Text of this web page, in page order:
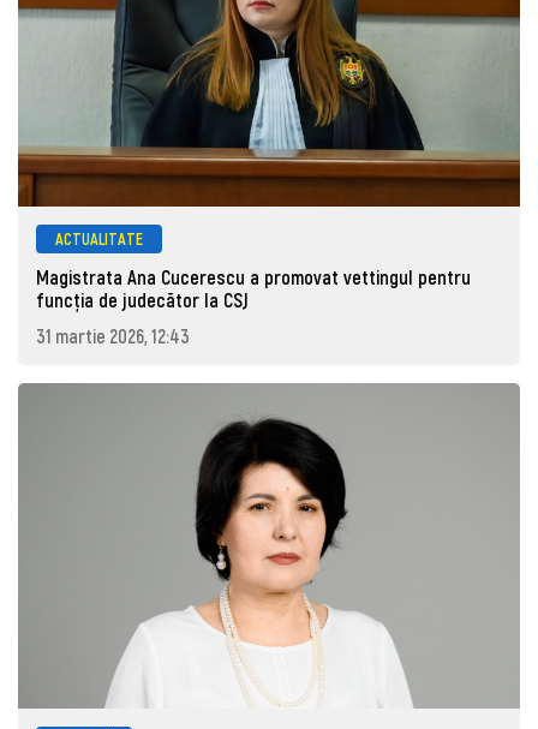
ACTUALITATE
Magistrata Ana Cucerescu a promovat vettingul pentru
funcția de judecător la CSJ
31 martie 2026, 12:43